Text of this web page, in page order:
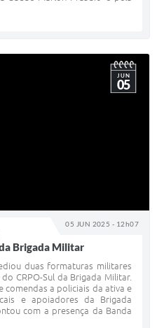
05 JUN 2025 - 12h07
JUN
05
Brigada Militar
duas formaturas militares
CRPO-Sul da Brigada Militar.
comendas a policiais da ativa e
e apoiadores da Brigada
com a presença da Banda